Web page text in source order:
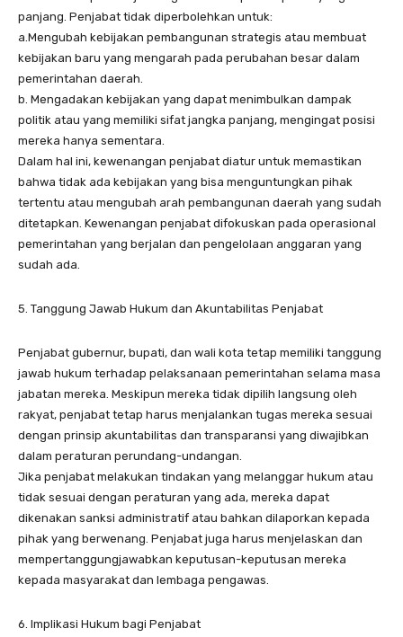
panjang. Penjabat tidak diperbolehkan untuk:
a.Mengubah kebijakan pembangunan strategis atau membuat
kebijakan baru yang mengarah pada perubahan besar dalam
pemerintahan daerah.
b. Mengadakan kebijakan yang dapat menimbulkan dampak
politik atau yang memiliki sifat jangka panjang, mengingat posisi
mereka hanya sementara.
Dalam hal ini, kewenangan penjabat diatur untuk memastikan
bahwa tidak ada kebijakan yang bisa menguntungkan pihak
tertentu atau mengubah arah pembangunan daerah yang sudah
ditetapkan. Kewenangan penjabat difokuskan pada operasional
pemerintahan yang berjalan dan pengelolaan anggaran yang
sudah ada.
5. Tanggung Jawab Hukum dan Akuntabilitas Penjabat
Penjabat gubernur, bupati, dan wali kota tetap memiliki tanggung
jawab hukum terhadap pelaksanaan pemerintahan selama masa
jabatan mereka. Meskipun mereka tidak dipilih langsung oleh
rakyat, penjabat tetap harus menjalankan tugas mereka sesuai
dengan prinsip akuntabilitas dan transparansi yang diwajibkan
dalam peraturan perundang-undangan.
Jika penjabat melakukan tindakan yang melanggar hukum atau
tidak sesuai dengan peraturan yang ada, mereka dapat
dikenakan sanksi administratif atau bahkan dilaporkan kepada
pihak yang berwenang. Penjabat juga harus menjelaskan dan
mempertanggungjawabkan keputusan-keputusan mereka
kepada masyarakat dan lembaga pengawas.
6. Implikasi Hukum bagi Penjabat